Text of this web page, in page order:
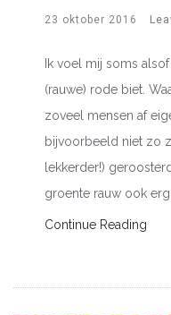
23 oktober 2016
Ik voel mij soms
(rauwe) rode biet.
zoveel mensen af
bijvoorbeeld niet zo
lekkerder!)
groente rauw ook
Continue Reading